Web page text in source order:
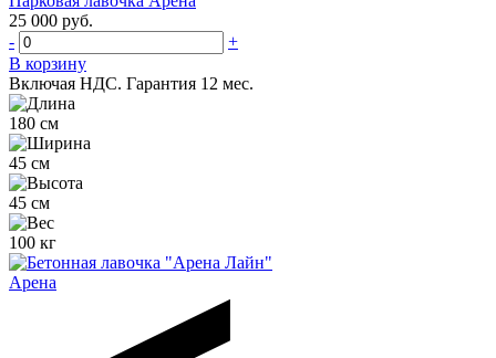
25 000 руб.
-
+
В корзину
Включая НДС. Гарантия 12 мес.
180 см
45 см
45 см
100 кг
Арена